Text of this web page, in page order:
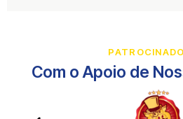
Com o Apoio de